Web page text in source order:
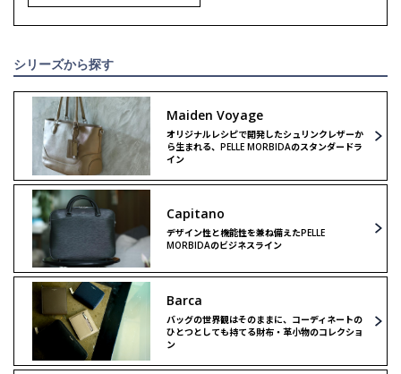
シリーズから探す
Maiden Voyage
オリジナルレシピで開発したシュリンクレザーか
ら生まれる、PELLE MORBIDAのスタンダードラ
イン
Capitano
デザイン性と機能性を兼ね備えたPELLE
MORBIDAのビジネスライン
Barca
バッグの世界観はそのままに、コーディネートの
ひとつとしても持てる財布・革小物のコレクショ
ン